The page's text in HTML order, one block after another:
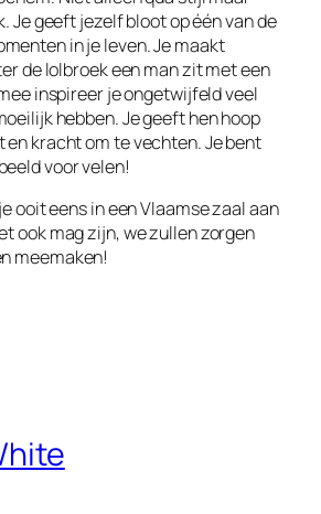
Je geeft jezelf bloot op één van de
in je leven. Je maakt
de lolbroek een man zit met een
inspireer je ongetwijfeld veel
hebben. Je geeft hen hoop
en kracht om te vechten. Je bent
voor velen!
ooit eens in een Vlaamse zaal aan
ook mag zijn, we zullen zorgen
meemaken!